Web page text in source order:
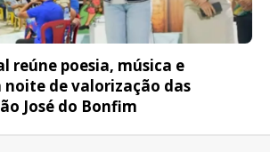
reúne poesia, música e
de valorização das
José do Bonfim